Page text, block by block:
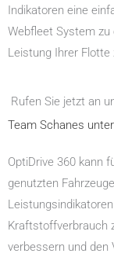
Indikatoren eine
Webfleet System
Leistung Ihrer Flotte
Rufen Sie jetzt an
Team Schanes
OptiDrive 360 kann
genutzten
Kraftstoffverbrauch
verbessern und den